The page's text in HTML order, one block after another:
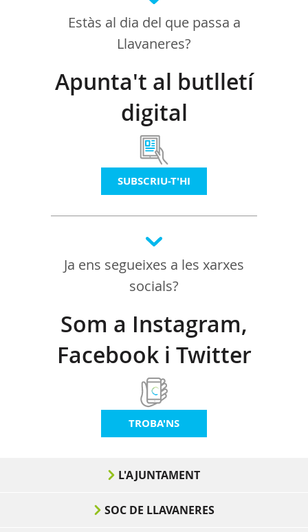
Estàs al dia del que passa a
Llavaneres?
Apunta't al butlletí
digital
SUBSCRIU-T'HI
Ja ens segueixes a les xarxes
socials?
Som a Instagram,
Facebook i Twitter
TROBA'NS
L'AJUNTAMENT
SOC DE LLAVANERES